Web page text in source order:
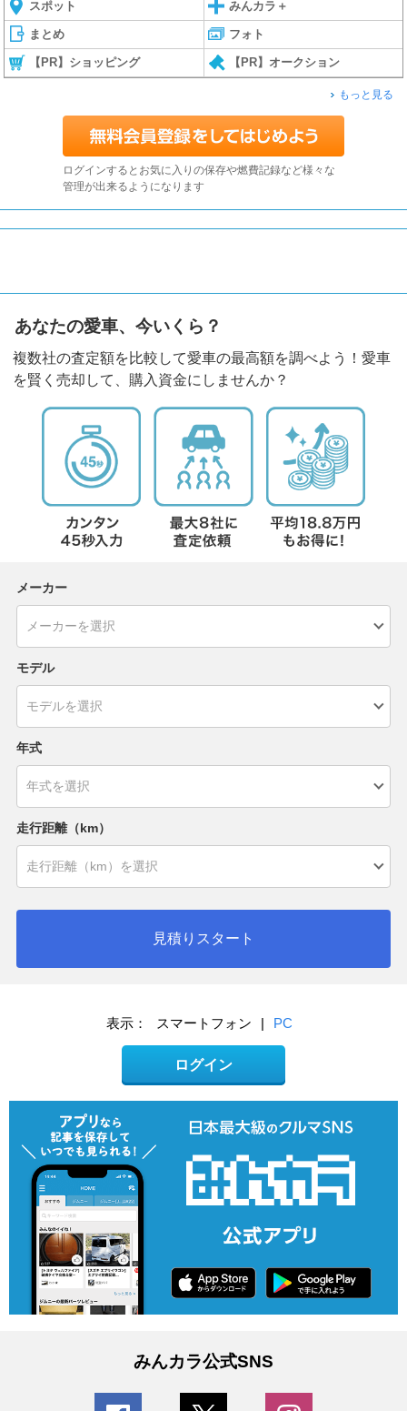
スポット みんカラ＋
まとめ フォト
【PR】ショッピング 【PR】オークション
もっと見る
ログインするとお気に入りの保存や燃費記録など様々な
管理が出来るようになります
あなたの愛車、今いくら？
複数社の査定額を比較して愛車の最高額を調べよう！愛車
を賢く売却して、購入資金にしませんか？
メーカー
モデル
年式
走行距離（km）
見積りスタート
表示： スマートフォン | PC
ログイン
みんカラ公式SNS